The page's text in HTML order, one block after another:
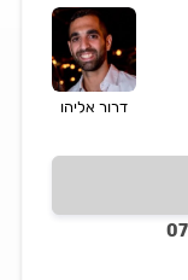
דרור אליהו